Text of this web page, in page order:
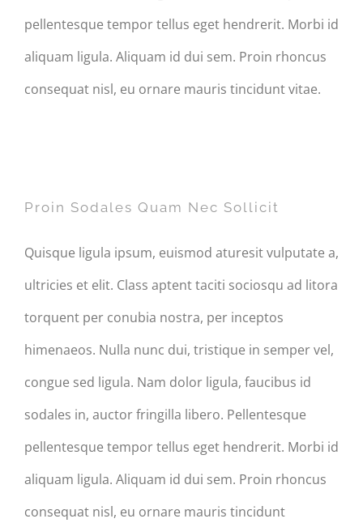
pellentesque tempor tellus eget hendrerit. Morbi id
aliquam ligula. Aliquam id dui sem. Proin rhoncus
consequat nisl, eu ornare mauris tincidunt vitae.
Proin Sodales Quam Nec Sollicit
Quisque ligula ipsum, euismod aturesit vulputate a,
ultricies et elit. Class aptent taciti sociosqu ad litora
torquent per conubia nostra, per inceptos
himenaeos. Nulla nunc dui, tristique in semper vel,
congue sed ligula. Nam dolor ligula, faucibus id
sodales in, auctor fringilla libero. Pellentesque
pellentesque tempor tellus eget hendrerit. Morbi id
aliquam ligula. Aliquam id dui sem. Proin rhoncus
consequat nisl, eu ornare mauris tincidunt